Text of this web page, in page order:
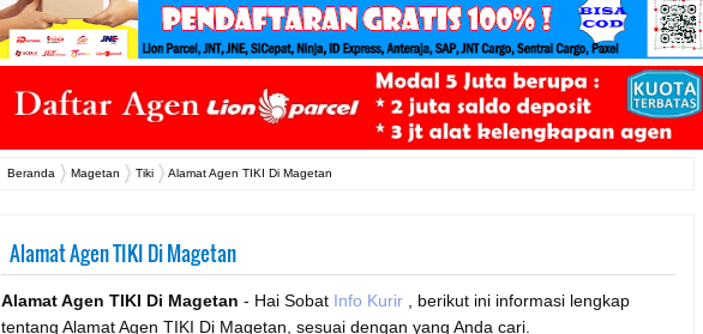
Beranda Magetan Tiki Alamat Agen TIKI Di Magetan
Alamat Agen TIKI Di Magetan
Alamat Agen TIKI Di Magetan - Hai Sobat Info Kurir
, berikut ini informasi lengkap
tentang Alamat Agen TIKI Di Magetan, sesuai dengan yang Anda cari.